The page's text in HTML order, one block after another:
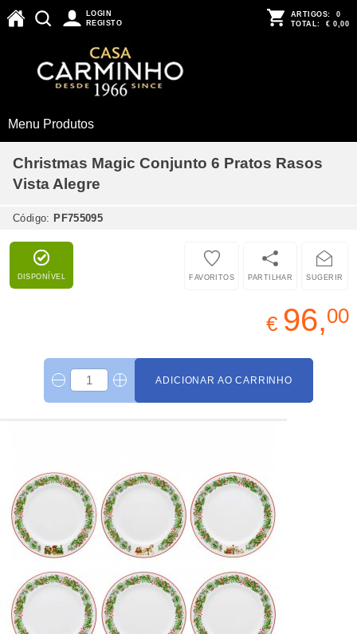
LOGIN
REGISTO
ARTIGOS: 0
TOTAL: € 0,00
Menu Produtos
Christmas Magic Conjunto 6 Pratos Rasos
Vista Alegre
Código: PF755095
DISPONÍVEL SUGERIR
PARTILHAR
FAVORITOS
€ 96,00
ADICIONAR AO CARRINHO